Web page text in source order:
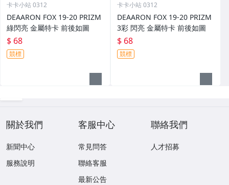
卡卡小站 0312
DEAARON FOX 19-20 PRIZM
綠閃亮 金屬特卡 前後如圖
$ 68
競標
卡卡小站 0312
DEAARON FOX 19-20 PRIZM
3彩 閃亮 金屬特卡 前後如圖
$ 68
競標
關於我們
新聞中心
服務說明
客服中心
常見問答
聯絡客服
最新公告
聯絡我們
人才招募